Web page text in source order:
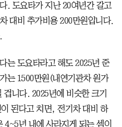
. 도요타가 지난 20여년간 갈고
대비 추가비용 200만원입니다.
는 도요타라고 해도 2025년 준
는 1500만원(내연기관차 원가
니다. 2025년에 비슷한 크기
된다고 치면, 전기차 대비 하
4~5년 내에 사라지게 되는 셈이